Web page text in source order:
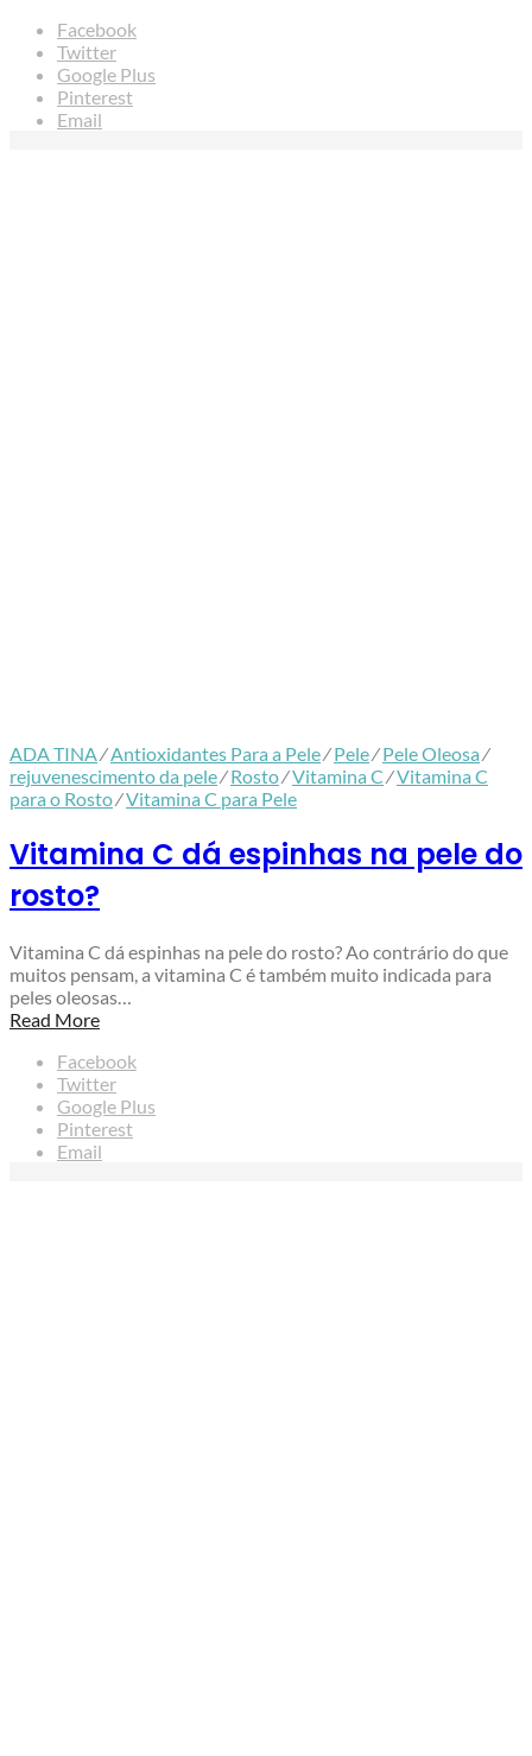
Facebook
Twitter
Google Plus
Pinterest
Email
ADA TINA ⁄Antioxidantes Para a Pele⁄Pele⁄Pele Oleosa ⁄
rejuvenescimento da pele⁄Rosto⁄Vitamina C ⁄Vitamina C
para o Rosto⁄Vitamina C para Pele
Vitamina C dá espinhas na pele do
rosto?
Vitamina C dá espinhas na pele do rosto? Ao contrário do que
muitos pensam, a vitamina C é também muito indicada para
peles oleosas…
Read More
Facebook
Twitter
Google Plus
Pinterest
Email